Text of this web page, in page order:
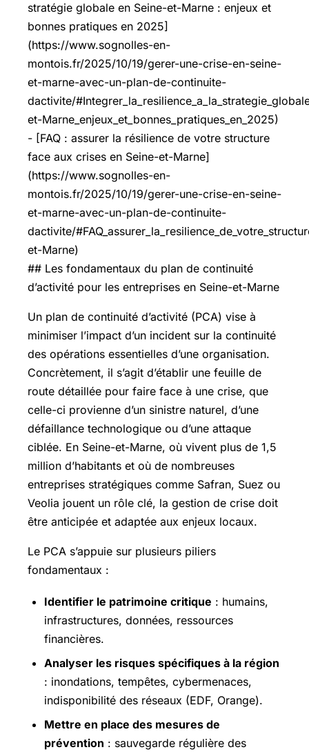
stratégie globale en Seine-et-Marne : enjeux et
bonnes pratiques en 2025]
(https://www.sognolles-en-
montois.fr/2025/10/19/gerer-une-crise-en-seine-
et-marne-avec-un-plan-de-continuite-
dactivite/
et-Marne_enjeux_et_bonnes_pratiques_en_2025)
- [FAQ : assurer la résilience de votre structure
face aux crises en Seine-et-Marne]
(https://www.sognolles-en-
montois.fr/2025/10/19/gerer-une-crise-en-seine-
et-marne-avec-un-plan-de-continuite-
dactivite/
et-Marne)
## Les fondamentaux du plan de continuité
d’activité pour les entreprises en Seine-et-Marne
Un plan de continuité d’activité (PCA) vise à
minimiser l’impact d’un incident sur la continuité
des opérations essentielles d’une organisation.
Concrètement, il s’agit d’établir une feuille de
route détaillée pour faire face à une crise, que
celle-ci provienne d’un sinistre naturel, d’une
défaillance technologique ou d’une attaque
ciblée. En Seine-et-Marne, où vivent plus de 1,5
million d’habitants et où de nombreuses
entreprises stratégiques comme Safran, Suez ou
Veolia jouent un rôle clé, la gestion de crise doit
être anticipée et adaptée aux enjeux locaux.
Le PCA s’appuie sur plusieurs piliers
fondamentaux :
Identifier le patrimoine critique : humains,
infrastructures, données, ressources
financières.
Analyser les risques spécifiques à la région
: inondations, tempêtes, cybermenaces,
indisponibilité des réseaux (EDF, Orange).
Mettre en place des mesures de
prévention : sauvegarde régulière des